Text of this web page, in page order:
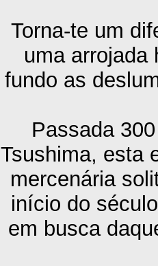
Torna-te um
uma arrojada
fundo as
Passada
Tsushima, esta
mercenária
início do
em busca